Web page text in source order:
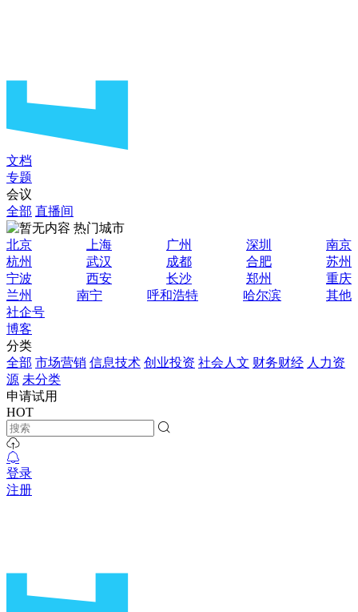
文档
专题
会议
全部 直播间
热门城市
北京
上海 广州 深圳
南京
杭州
武汉 成都 合肥
苏州
宁波
西安 长沙 郑州
重庆
兰州
南宁 呼和浩特 哈尔滨
其他
社企号
博客
分类
全部 市场营销 信息技术 创业投资 社会人文 财务财经 人力资
源 未分类
申请试用
HOT
登录
注册